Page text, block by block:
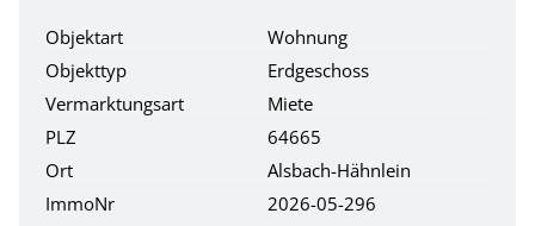
Objektart
Wohnung
Objekttyp
Erdgeschoss
Vermarktungsart
Miete
PLZ
64665
Ort
Alsbach-Hähnlein
ImmoNr
2026-05-296